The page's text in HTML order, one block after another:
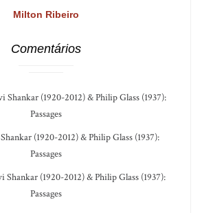
Milton Ribeiro
Comentários
Shankar (1920-2012) & Philip Glass (1937):
Passages
(1920-2012) & Philip Glass (1937):
Passages
Shankar (1920-2012) & Philip Glass (1937):
Passages